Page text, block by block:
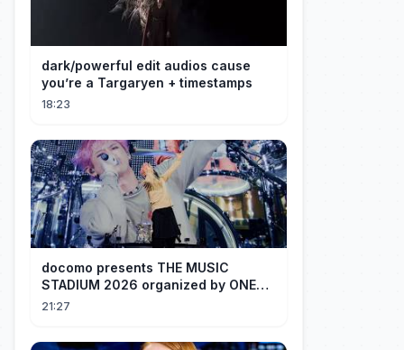
dark/powerful edit audios cause
you’re a Targaryen + timestamps
18:23
docomo presents THE MUSIC
STADIUM 2026 organized by ONE
OK ROCK [Recap]
21:27